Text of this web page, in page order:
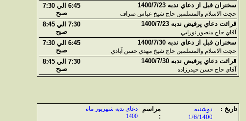
سخنران قبل از دعاي ندبه 1400/7/23
6:45 الي 7:30
صبح
حجت الاسلام والمسلمين حاج شيخ عباس صراف
قرائت دعاي پرفيض ندبه 1400/7/23
7:30 الي 8:45
صبح
آقاي حاج منصور نورايي
سخنران قبل از دعاي ندبه 1400/7/30
6:45 الي 7:30
صبح
حجت الاسلام والمسلمين حاج شيخ مهدي حسن آبادي
قرائت دعاي پرفيض ندبه 1400/7/30
7:30 الي 8:45
صبح
آقاي حاج حسن حيدرزاده
تاريخ :
دوشنبه
1/6/1400
مراسم
:
دعاي ندبه شهريور ماه
1400